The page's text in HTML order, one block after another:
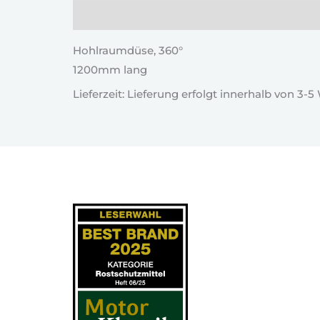
Hohlraumdüse, 360°
1200mm lang
Lieferzeit: Lieferung erfolgt innerhalb von 3-5